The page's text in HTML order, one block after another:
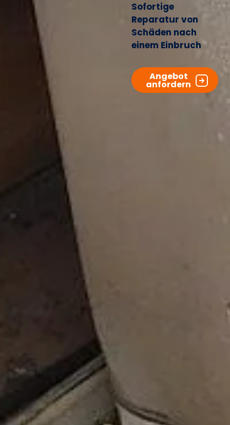
Sofortige
Reparatur von
Schäden nach
einem Einbruch
Angebot
anfordern